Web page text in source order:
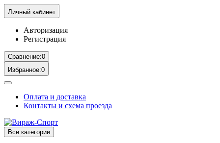
Личный кабинет
Авторизация
Регистрация
Сравнение:0
Избранное:0
Оплата и доставка
Контакты и схема проезда
Все категории